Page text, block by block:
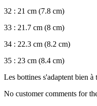
32 : 21 cm (7.8 cm)
33 : 21.7 cm (8 cm)
34 : 22.3 cm (8.2 cm)
35 : 23 cm (8.4 cm)
Les bottines s'adaptent bien à
No customer comments for